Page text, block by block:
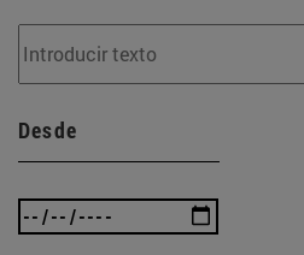
Desde